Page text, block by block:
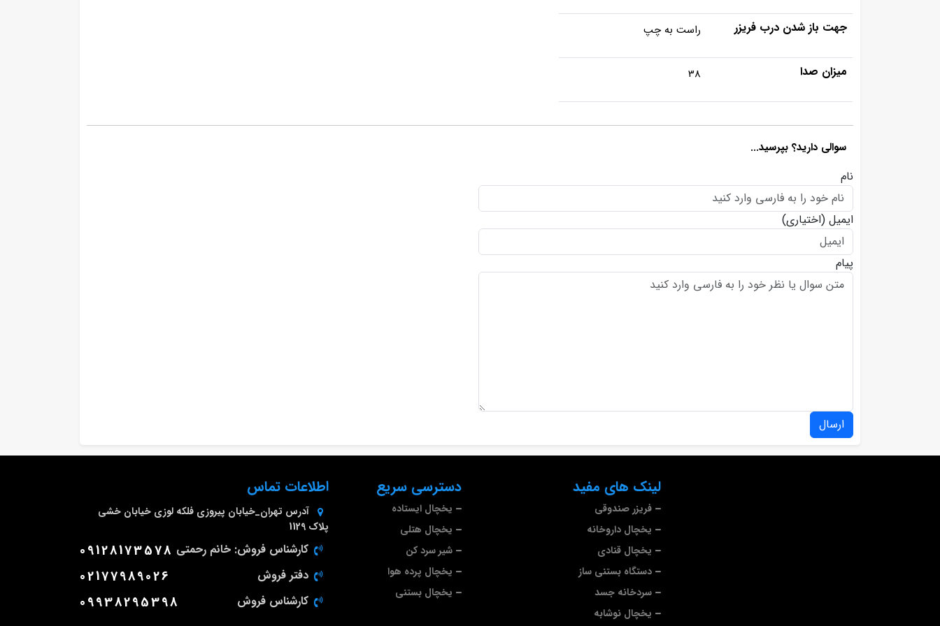
جهت باز شدن درب فریزر راست به چپ
میزان صدا 38
سوالی دارید؟ بپرسید...
نام
ایمیل (اختیاری)
پیام
ارسال
لینک های مفید
فریزر صندوقی
یخچال داروخانه
یخچال قنادی
دستگاه بستنی ساز
سردخانه جسد
یخچال نوشابه
دسترسی سریع
یخچال ایستاده
یخچال هتلی
شیر سرد کن
یخچال پرده هوا
یخچال بستنی
اطلاعات تماس
آدرس تهران_خیابان پیروزی فلکه لوزی خیابان خشی
پلاک 1129
کارشناس فروش: خانم رحمتی 09128173578
دفتر فروش 02177989026
کارشناس فروش 09938295398